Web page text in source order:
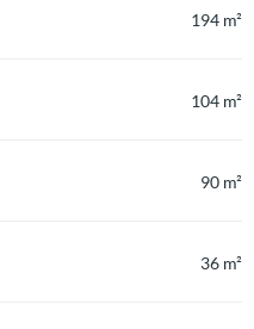
194 m²
104 m²
90 m²
36 m²